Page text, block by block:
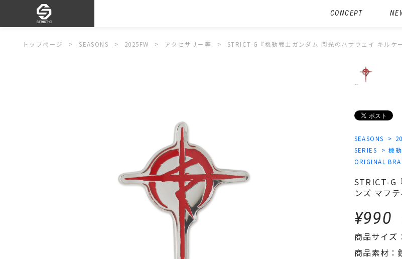
CONCEPT
トップページ SEASONS 2025FW アクセサリー等 STRICT-G『機動戦士ガンダム 閃光のハサウェイ キルケ
SEASONS
SERIES
機
ORIGINAL
STRICT-G
ンズ マフ
¥990
商品サイ
商品素材：